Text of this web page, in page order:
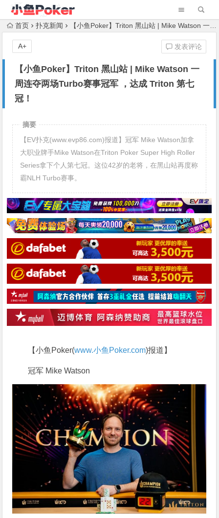
首页 扑克新闻 【小鱼Poker】Triton 黑山站 | Mike Watson 一周连夺两场Turbo赛事冠军 ，达成 Triton 第七冠！
【小鱼Poker】Triton 黑山站 | Mike Watson 一
周连夺两场Turbo赛事冠军 ，达成 Triton 第七
冠！
发表评论
A+
摘要
【EV扑克(www.evp86.com)报道】冠军 Mike Watson加拿
大职业牌手Mike Watson在Triton Poker Super High Roller
Series拿下个人第七冠。这位42岁的老将，在黑山站再度称
霸NLH Turbo赛事。
【小鱼Poker(www.小鱼Poker.com)报道】
冠军 Mike Watson